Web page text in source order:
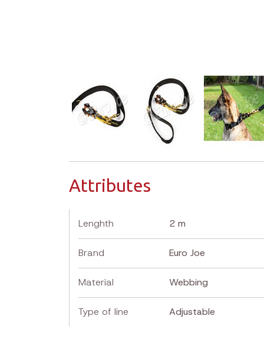
Attributes
Lenghth 2 m
Brand Euro Joe
Material Webbing
Type of line Adjustable